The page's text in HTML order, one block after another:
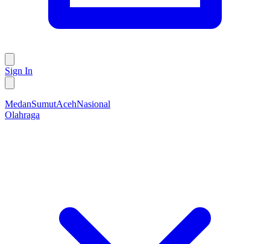
Sign In
MedanSumutAcehNasional
Olahraga